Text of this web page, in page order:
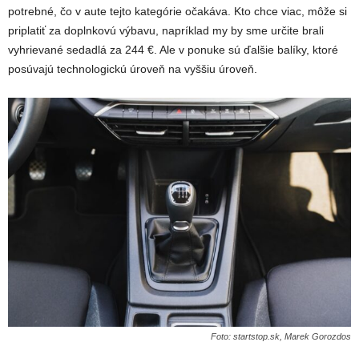
potrebné, čo v aute tejto kategórie očakáva. Kto chce viac, môže si
priplatiť za doplnkovú výbavu, napríklad my by sme určite brali
vyhrievané sedadlá za 244 €. Ale v ponuke sú ďalšie balíky, ktoré
posúvajú technologickú úroveň na vyššiu úroveň.
Foto: startstop.sk, Marek Gorozdos